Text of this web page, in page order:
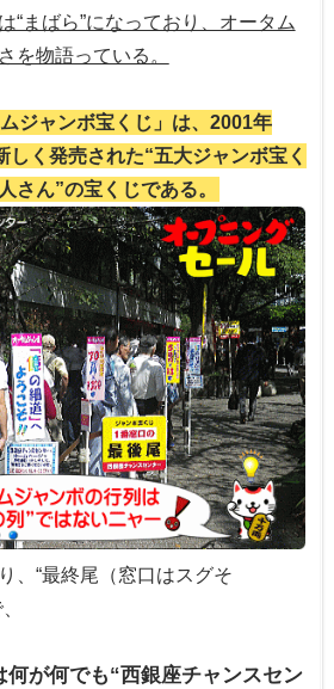
“まばら”になっており、オータム
を物語っている。
ジャンボ宝くじ」は、2001年
しく発売された“五大ジャンボ宝く
さん”の宝くじである。
、“最終尾（窓口はスグそ
何が何でも“西銀座チャンスセン